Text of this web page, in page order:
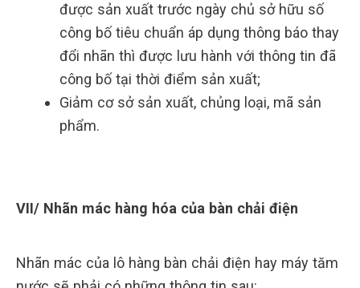
được sản xuất trước ngày chủ sở hữu số
công bố tiêu chuẩn áp dụng thông báo thay
đổi nhãn thì được lưu hành với thông tin đã
công bố tại thời điểm sản xuất;
Giảm cơ sở sản xuất, chủng loại, mã sản
phẩm.
VII/ Nhãn mác hàng hóa của bàn chải điện
Nhãn mác của lô hàng bàn chải điện hay máy tăm